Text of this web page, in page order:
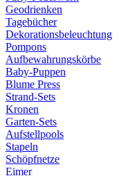
Geodrienken
Tagebücher
Dekorationsbeleuchtung
Pompons
Aufbewahrungskörbe
Baby-Puppen
Blume Press
Strand-Sets
Kronen
Garten-Sets
Aufstellpools
Stapeln
Schöpfnetze
Eimer